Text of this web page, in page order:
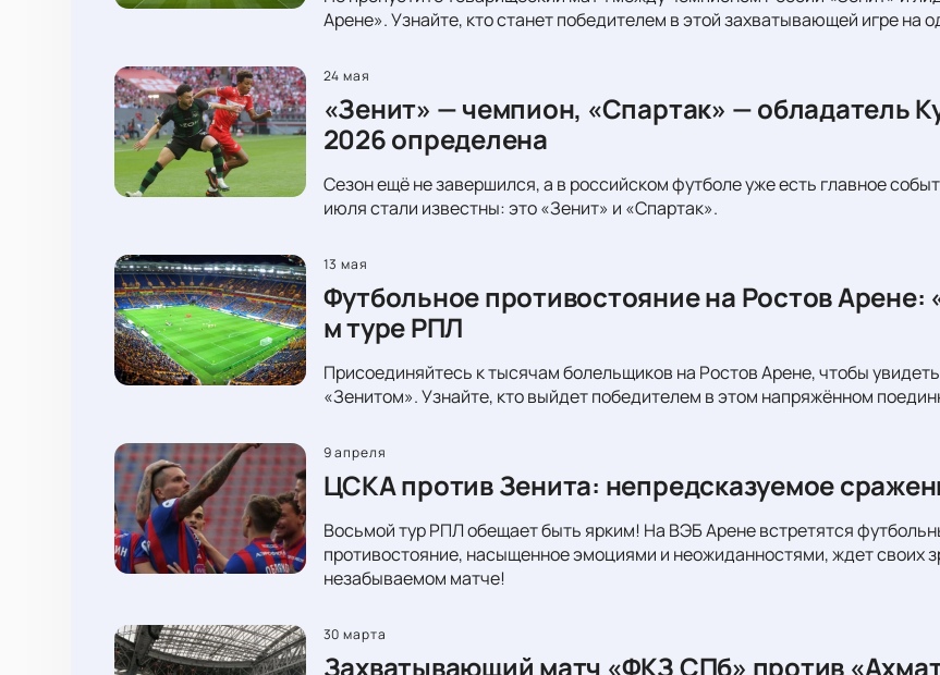
Арене». Узнайте, кто станет победителем в этой захватывающей игре на
24 мая
«Зенит» — чемпион, «Спартак» — обладатель
2026 определена
Сезон ещё не завершился, а в российском футболе уже есть главное
июля стали известны: это «Зенит» и «Спартак».
13 мая
Футбольное противостояние на Ростов Арене:
м туре РПЛ
Присоединяйтесь к тысячам болельщиков на Ростов Арене, чтобы
«Зенитом». Узнайте, кто выйдет победителем в этом напряжённом
9 апреля
ЦСКА против Зенита: непредсказуемое
Восьмой тур РПЛ обещает быть ярким! На ВЭБ Арене встретятся
противостояние, насыщенное эмоциями и неожиданностями, ждет своих
незабываемом матче!
30 марта
Захватывающий матч «ФКЗ СПб» против